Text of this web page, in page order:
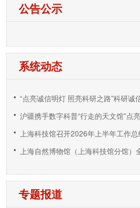
公告公示
系统动态
“点亮诚信明灯 照亮科研之路”科研诚
沪疆携手数字科普“行走的天文馆”点
上海科技馆召开2026年上半年工作
上海自然博物馆（上海科技馆分馆）
专题报道